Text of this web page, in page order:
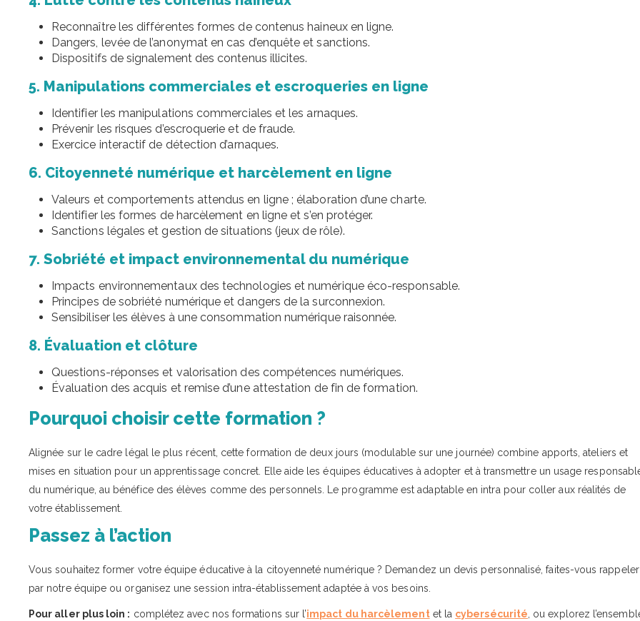
Reconnaître les différentes formes de contenus haineux en ligne.
Dangers, levée de l’anonymat en cas d’enquête et sanctions.
Dispositifs de signalement des contenus illicites.
5. Manipulations commerciales et escroqueries en ligne
Identifier les manipulations commerciales et les arnaques.
Prévenir les risques d’escroquerie et de fraude.
Exercice interactif de détection d’arnaques.
6. Citoyenneté numérique et harcèlement en ligne
Valeurs et comportements attendus en ligne ; élaboration d’une charte.
Identifier les formes de harcèlement en ligne et s’en protéger.
Sanctions légales et gestion de situations (jeux de rôle).
7. Sobriété et impact environnemental du numérique
Impacts environnementaux des technologies et numérique éco-responsable.
Principes de sobriété numérique et dangers de la surconnexion.
Sensibiliser les élèves à une consommation numérique raisonnée.
8. Évaluation et clôture
Questions-réponses et valorisation des compétences numériques.
Évaluation des acquis et remise d’une attestation de fin de formation.
Pourquoi choisir cette formation ?
Alignée sur le cadre légal le plus récent, cette formation de deux jours (modulable sur une journée) combine apports, ateliers et
mises en situation pour un apprentissage concret. Elle aide les équipes éducatives à adopter et à transmettre un usage
du numérique, au bénéfice des élèves comme des personnels. Le programme est adaptable en intra pour coller aux réalités de
votre établissement.
Passez à l’action
Vous souhaitez former votre équipe éducative à la citoyenneté numérique ? Demandez un devis personnalisé, faites-vous rappeler
par notre équipe ou organisez une session intra-établissement adaptée à vos besoins.
Pour aller plus loin : complétez avec nos formations sur l’impact du harcèlementet la cybersécurité , ou explorez